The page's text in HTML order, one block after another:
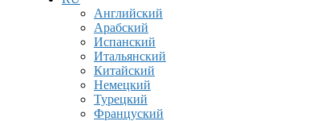
Английский
Арабский
Испанский
Итальянский
Китайский
Немецкий
Турецкий
Француский